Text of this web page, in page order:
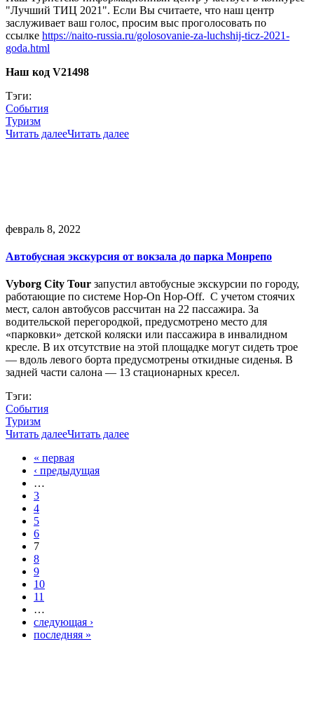
"Лучший ТИЦ 2021". Если Вы считаете, что наш центр
заслуживает ваш голос, просим выс проголосовать по
ссылке https://naito-russia.ru/golosovanie-za-luchshij-ticz-2021-
goda.html
Наш код V21498
Тэги:
События
Туризм
Читать далееЧитать далее
февраль 8, 2022
Автобусная экскурсия от вокзала до парка Монрепо
Vyborg City Tour запустил автобусные экскурсии по городу,
работающие по системе Hop-On Hop-Off. С учетом стоячих
мест, салон автобусов рассчитан на 22 пассажира. За
водительской перегородкой, предусмотрено место для
«парковки» детской коляски или пассажира в инвалидном
кресле. В их отсутствие на этой площадке могут сидеть трое
— вдоль левого борта предусмотрены откидные сиденья. В
задней части салона — 13 стационарных кресел.
Тэги:
События
Туризм
Читать далееЧитать далее
Страницы
« первая
‹ предыдущая
…
3
4
5
6
7
8
9
10
11
…
следующая ›
последняя »